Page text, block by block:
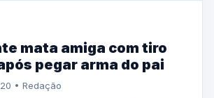
mata amiga com tiro
pegar arma do pai
• Redação